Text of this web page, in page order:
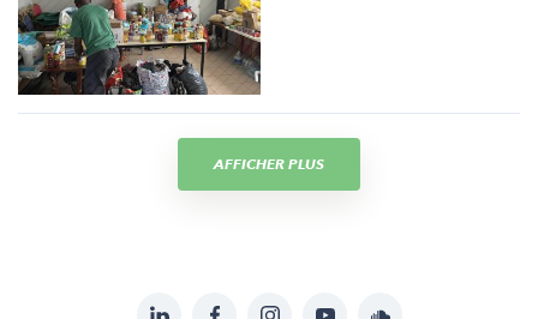
AFFICHER PLUS
LinkedInFacebookInstagramYouTubeSoundcloud